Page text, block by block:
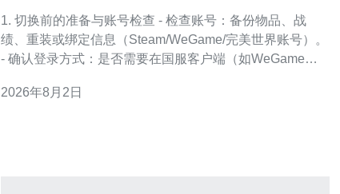
1. 切换前的准备与账号检查 - 检查账号：备份物品、战
绩、重装或绑定信息（Steam/WeGame/完美世界账号）。
- 确认登录方式：是否需要在国服客户端（如WeGame）
制解除。 - 小建议：截图重要设置（按键、灵敏度、配置
2026年8月2日